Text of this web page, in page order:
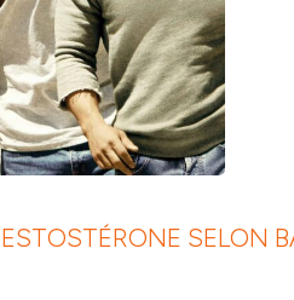
SELON